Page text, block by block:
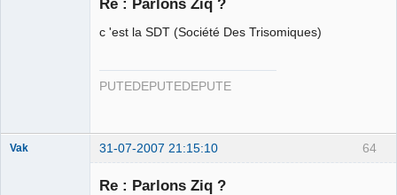
Re : Parlons Ziq ?
c 'est la SDT (Société Des Trisomiques)
PUTEDEPUTEDEPUTE
64
Vak 31-07-2007 21:15:10
Re : Parlons Ziq ?